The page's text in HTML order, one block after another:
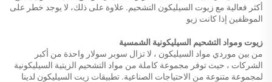
أكثر فعالية مع زيوت السيليكون التشحيم. علاوة على ذلك، لا يوجد خطر على
الموظفين إذا كانت زيو
زيوت ومواد التشحيم السيليكونية الشمسية
من بين موردي مواد السيليكون ، لا تزال سوبر سولار واحدة من أكبر
الشركات ، حيث توفر مجموعة كاملة من مواد التشحيم الزيتية السيليكونية
لمجموعة متنوعة من الاحتياجات الصناعية. تطبيقات زيت السيليكون لدينا